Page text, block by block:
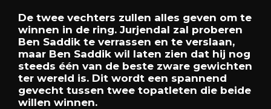
De twee vechters zullen alles geven om te
winnen in de ring. Jurjendal zal proberen
Ben Saddik te verrassen en te verslaan,
maar Ben Saddik wil laten zien dat hij nog
steeds één van de beste zware gewichten
ter wereld is. Dit wordt een spannend
gevecht tussen twee topatleten die beide
willen winnen.